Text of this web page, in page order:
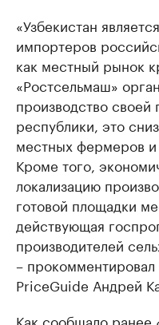
«Узбекистан
импортеров
как местный рынок
«Ростсельмаш»
производство
республики, это
местных фермеров
Кроме того,
локализацию
готовой площадки
действующая
производителей
–
PriceGuide Андрей
Как сообщало